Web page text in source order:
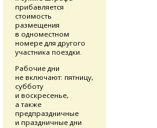
прибавляется
стоимость
размещения
в одноместном
номере для другого
участника поездки.
Рабочие дни
не включают: пятницу,
субботу
и воскресенье,
а также
предпраздничные
и праздничные дни